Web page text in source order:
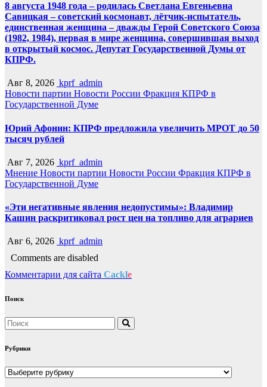
8 августа 1948 года – родилась Светлана Евгеньевна
Савицкая – советский космонавт, лётчик-испытатель,
единственная женщина – дважды Герой Советского Союза
(1982, 1984), первая в мире женщина, совершившая выход
в открытый космос. Депутат Государственной Думы от
КПРФ.
Авг 8, 2026 kprf_admin
Новости партии Новости России Фракция КПРФ в
Государственной Думе
Юрий Афонин: КПРФ предложила увеличить МРОТ до 50
тысяч рублей
Авг 7, 2026 kprf_admin
Мнение Новости партии Новости России Фракция КПРФ в
Государственной Думе
«Эти негативные явления недопустимы»: Владимир
Кашин раскритиковал рост цен на топливо для аграриев
Авг 6, 2026 kprf_admin
Comments are disabled
Комментарии для сайта Cackle
Поиск
Рубрики
Рубрики